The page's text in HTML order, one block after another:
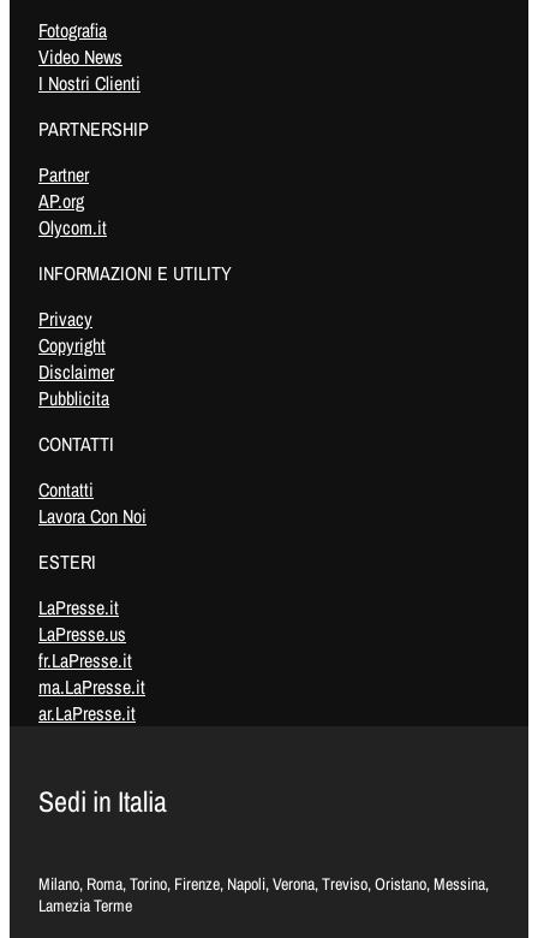
Fotografia
Video News
I Nostri Clienti
PARTNERSHIP
Partner
AP.org
Olycom.it
INFORMAZIONI E UTILITY
Privacy
Copyright
Disclaimer
Pubblicita
CONTATTI
Contatti
Lavora Con Noi
ESTERI
LaPresse.it
LaPresse.us
fr.LaPresse.it
ma.LaPresse.it
ar.LaPresse.it
Sedi in Italia
Milano, Roma, Torino, Firenze, Napoli, Verona, Treviso, Oristano, Messina,
Lamezia Terme